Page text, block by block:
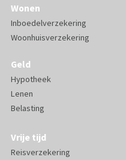
Wonen
Inboedelverzekering
Woonhuisverzekering
Geld
Hypotheek
Lenen
Belasting
Vrije tijd
Reisverzekering